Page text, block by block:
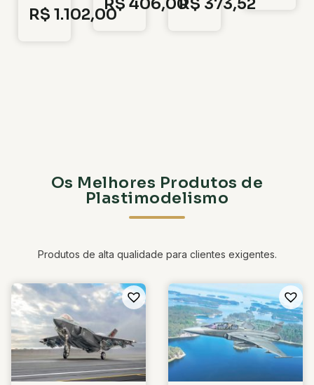
R$ 1.102,00
R$ 406,00R$ 373,52
Os Melhores Produtos de
Plastimodelismo
Produtos de alta qualidade para clientes exigentes.